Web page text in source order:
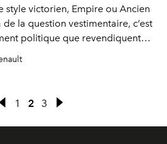
style victorien, Empire ou Ancien
la question vestimentaire, c’est
politique que revendiquent
créateurs en rupture
et ses ravages
1 2 3